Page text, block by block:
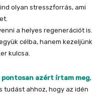
olyan stresszforrás, ami
a helyes regenerációt is.
célba, hanem kezeljünk
kulcsa.
pontosan azért írtam meg,
tudást ahhoz, hogy az idén